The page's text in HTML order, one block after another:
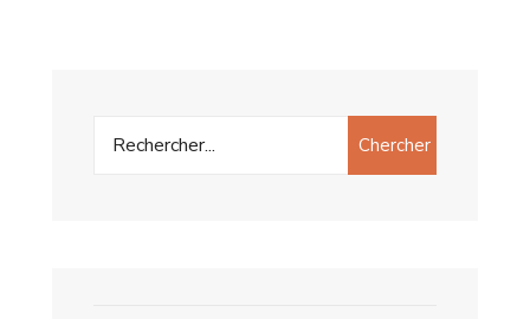
Chercher